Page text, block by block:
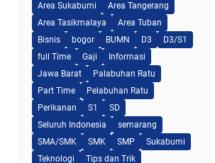
Area Sukabumi
Area Tangerang
Area Tasikmalaya
Area Tuban
Bisnis
bogor BUMN D3
D3/S1
full Time
Gaji
Informasi
Jawa Barat
Palabuhan Ratu
Part Time
Pelabuhan Ratu
Perikanan
S1
SD
Seluruh Indonesia
semarang
SMA/SMK
SMK SMP
Sukabumi
Teknologi
Tips dan Trik